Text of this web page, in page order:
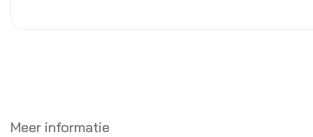
Meer informatie